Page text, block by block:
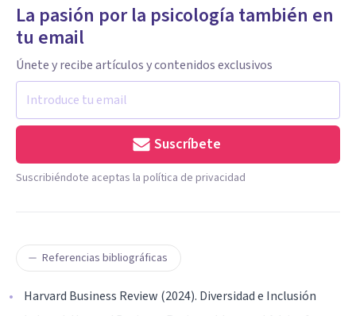
La pasión por la psicología también en
tu email
Únete y recibe artículos y contenidos exclusivos
Suscríbete
Suscribiéndote aceptas la política de privacidad
Referencias bibliográficas
Harvard Business Review (2024). Diversidad e Inclusión